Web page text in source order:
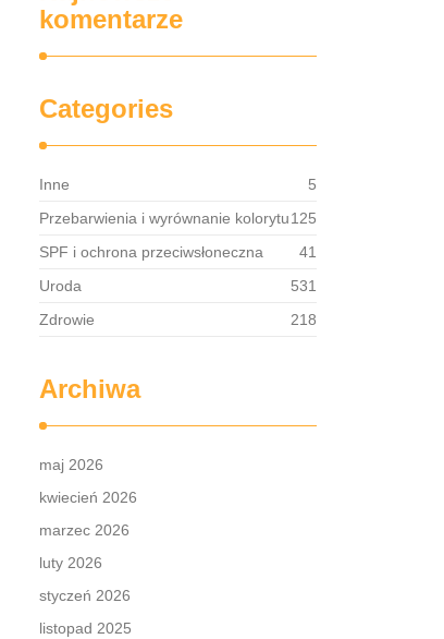
komentarze
Categories
Inne
5
Przebarwienia i wyrównanie kolorytu125
SPF i ochrona przeciwsłoneczna
41
Uroda
531
Zdrowie
218
Archiwa
maj 2026
kwiecień 2026
marzec 2026
luty 2026
styczeń 2026
listopad 2025